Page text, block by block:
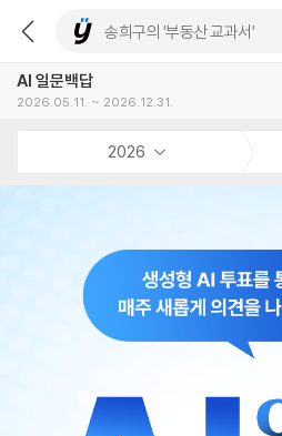
AI 일문백답
2026.05.11. ~ 2026.12.31.
2026